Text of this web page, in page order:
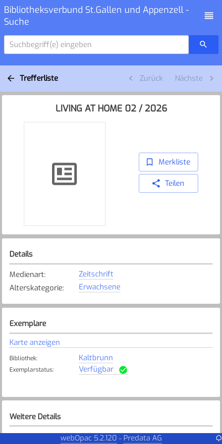
Bibliotheksverbund St.Gallen und Appenzell -
Suche
Suchbegriff(e) eingeben
Trefferliste Zurück Nächste
LIVING AT HOME 02 / 2026
Merkliste
Teilen
Details
Medienart:
Zeitschrift
Alterskategorie: Erwachsene
Exemplare
Karte anzeigen
Bibliothek: Kaltbrunn
Exemplarstatus: Verfügbar
Weitere Details
Deutsch
webOpac 5.2.120 - Predata AG